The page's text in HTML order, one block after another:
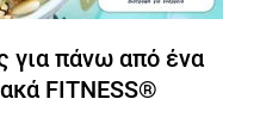
για πάνω από ένα
FITNESS®